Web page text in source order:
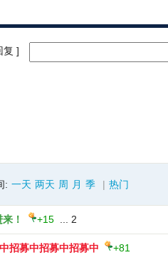
复 ]
: 一天 两天 周 月 季 | 热门
！ +15 2
招募中招募中招募中 +81